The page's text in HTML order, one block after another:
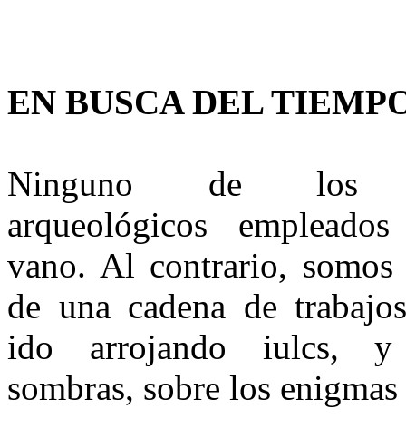
EN BUSCA DEL
Ninguno de los
arqueológicos
vano. Al contrario, somos
de una cadena de
ido arrojando iulcs, y
sombras, sobre los